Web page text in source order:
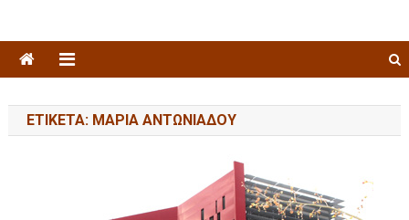
ΕΤΙΚΈΤΑ: ΜΑΡΊΑ ΑΝΤΩΝΙΆΔΟΥ